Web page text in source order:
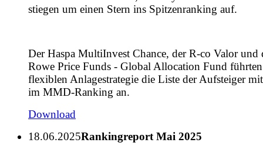
stiegen um einen Stern ins Spitzenranking auf.
Der Haspa MultiInvest Chance, der R-co Valor und
Rowe Price Funds - Global Allocation Fund
flexiblen Anlagestrategie die Liste der Aufsteiger
im MMD-Ranking an.
Download
18.06.2025Rankingreport Mai 2025